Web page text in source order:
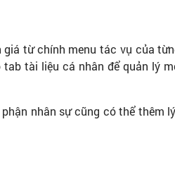
từ chính menu tác vụ của
tài liệu cá nhân để quản lý
nhân sự cũng có thể thêm